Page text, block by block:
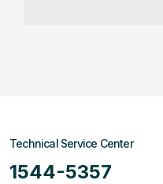
Technical Service Center
1544-5357